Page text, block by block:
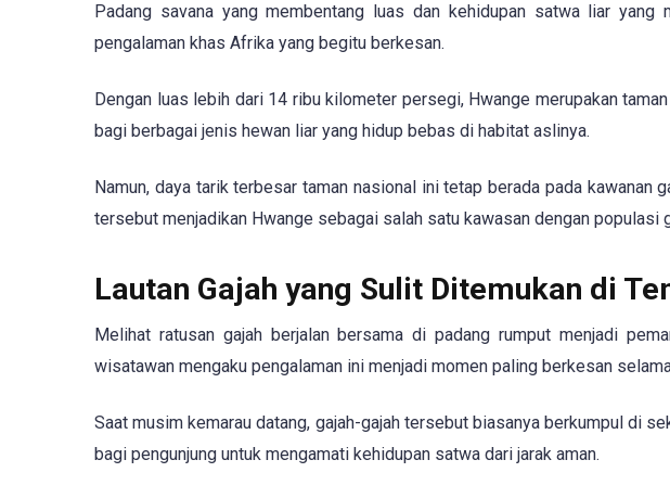
Padang savana yang membentang luas dan kehidupan satwa liar yang
pengalaman khas Afrika yang begitu berkesan.
Dengan luas lebih dari 14 ribu kilometer persegi, Hwange merupakan
bagi berbagai jenis hewan liar yang hidup bebas di habitat aslinya.
Namun, daya tarik terbesar taman nasional ini tetap berada pada kawanan
tersebut menjadikan Hwange sebagai salah satu kawasan dengan populasi
Lautan Gajah yang Sulit Ditemukan di
Melihat ratusan gajah berjalan bersama di padang rumput menjadi
wisatawan mengaku pengalaman ini menjadi momen paling berkesan
Saat musim kemarau datang, gajah-gajah tersebut biasanya berkumpul di
bagi pengunjung untuk mengamati kehidupan satwa dari jarak aman.